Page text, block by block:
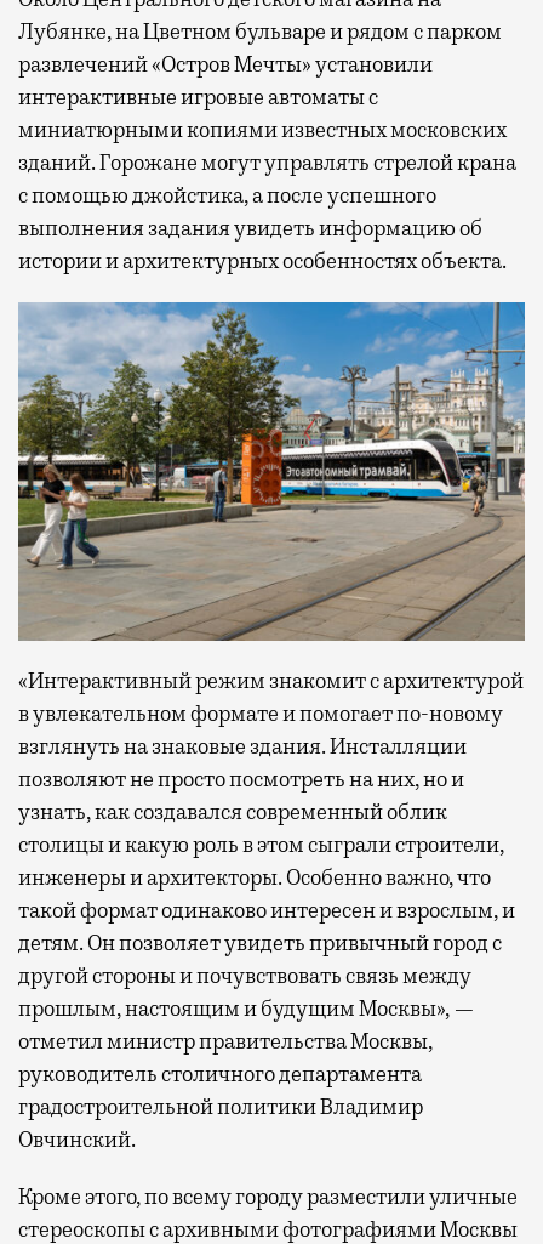
Лубянке, на Цветном бульваре и рядом с парком
развлечений «Остров Мечты» установили
интерактивные игровые автоматы с
миниатюрными копиями известных московских
зданий. Горожане могут управлять стрелой крана
с помощью джойстика, а после успешного
выполнения задания увидеть информацию об
истории и архитектурных особенностях объекта.
«Интерактивный режим знакомит с архитектурой
в увлекательном формате и помогает по-новому
взглянуть на знаковые здания. Инсталляции
позволяют не просто посмотреть на них, но и
узнать, как создавался современный облик
столицы и какую роль в этом сыграли строители,
инженеры и архитекторы. Особенно важно, что
такой формат одинаково интересен и взрослым, и
детям. Он позволяет увидеть привычный город с
другой стороны и почувствовать связь между
прошлым, настоящим и будущим Москвы», —
отметил министр правительства Москвы,
руководитель столичного департамента
градостроительной политики Владимир
Овчинский.
Кроме этого, по всему городу разместили уличные
стереоскопы с архивными фотографиями Москвы